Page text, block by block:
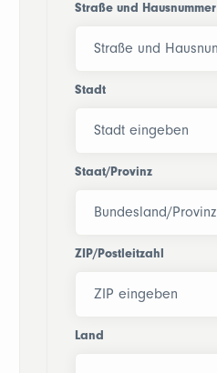
Straße und Hausnummer
Stadt
Staat/Provinz
ZIP/Postleitzahl
Land